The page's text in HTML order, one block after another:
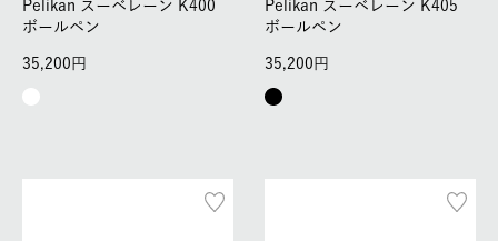
Pelikan スーベレーン K400
ボールペン
35,200
Pelikan スーベレーン K405
ボールペン
35,200